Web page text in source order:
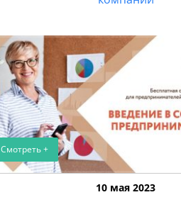
Смотреть +
10 мая 2023